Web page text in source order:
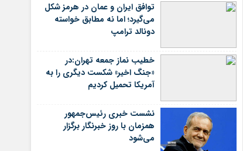
اپلیکیشن
مرا به خاطر بسپار
توافق ایران و عمان در هرمز شکل
می‌گیرد؛ اما نه مطابق خواسته
دونالد ترامپ
خطیب نماز جمعه تهران:در
«جنگ اخیر» شکست دیگری را به
آمریکا تحمیل کردیم
نشست خبری رئیس‌جمهور
همزمان با روز خبرنگار برگزار
می‌شود